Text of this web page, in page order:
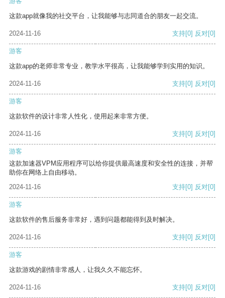
这款app就像我的社交平台，让我能够与志同道合的朋友一起交流。
2024-11-16 支持[0] 反对[0]
游客
这款app的老师非常专业，教学水平很高，让我能够学到实用的知识。
2024-11-16 支持[0] 反对[0]
游客
这款软件的设计非常人性化，使用起来非常方便。
2024-11-16 支持[0] 反对[0]
游客
这款加速器VPM应用程序可以给你提供最高速度和安全性的连接，并帮
助你在网络上自由移动。
2024-11-16
支持[0] 反对[0]
游客
这款软件的售后服务非常好，遇到问题都能得到及时解决。
2024-11-16 支持[0] 反对[0]
游客
这款游戏的剧情非常感人，让我久久不能忘怀。
2024-11-16 支持[0] 反对[0]